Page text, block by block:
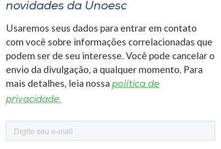
novidades da Unoesc
Usaremos seus dados para entrar em contato
com você sobre informações correlacionadas que
podem ser de seu interesse. Você pode cancelar o
envio da divulgação, a qualquer momento. Para
mais detalhes, leia nossa política de
privacidade.